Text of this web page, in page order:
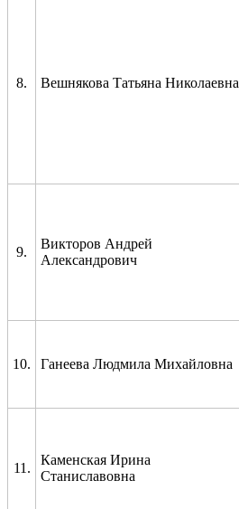
8. Вешнякова Татьяна Николаевна
9.
Викторов Андрей
Александрович
10. Ганеева Людмила Михайловна
11.
Каменская Ирина
Станиславовна